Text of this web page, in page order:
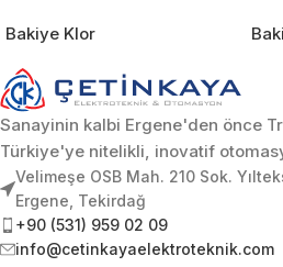
Bakiye Klor
Sanayinin kalbi Ergene'den önce
Türkiye'ye nitelikli, inovatif
Velimeşe OSB Mah. 210 Sok.
Ergene, Tekirdağ
+90 (531) 959 02 09
info@cetinkayaelektroteknik.com